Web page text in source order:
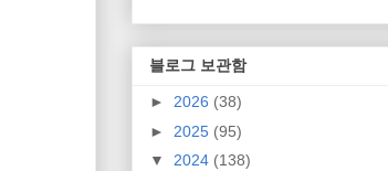
블로그 보관함
► 2026 (38)
► 2025 (95)
▼ 2024 (138)